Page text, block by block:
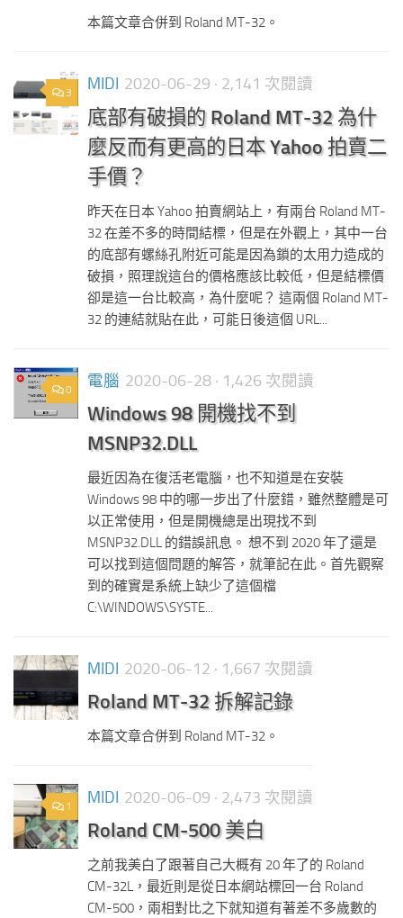
本篇文章合併到 Roland MT-32。
3 MIDI 2020-06-29 · 2,141 次閱讀
底部有破損的 Roland MT-32 為什
麼反而有更高的日本 Yahoo 拍賣二
手價？
昨天在日本 Yahoo 拍賣網站上，有兩台 Roland MT-
32 在差不多的時間結標，但是在外觀上，其中一台
的底部有螺絲孔附近可能是因為鎖的太用力造成的
破損，照理說這台的價格應該比較低，但是結標價
卻是這一台比較高，為什麼呢？ 這兩個 Roland MT-
32 的連結就貼在此，可能日後這個 URL...
0 電腦 2020-06-28 · 1,426 次閱讀
Windows 98 開機找不到
MSNP32.DLL
最近因為在復活老電腦，也不知道是在安裝
Windows 98 中的哪一步出了什麼錯，雖然整體是可
以正常使用，但是開機總是出現找不到
MSNP32.DLL 的錯誤訊息。 想不到 2020 年了還是
可以找到這個問題的解答，就筆記在此。首先觀察
到的確實是系統上缺少了這個檔
C:\WINDOWS\SYSTE...
MIDI 2020-06-12 · 1,667 次閱讀
Roland MT-32 拆解記錄
本篇文章合併到 Roland MT-32。
1 MIDI 2020-06-09 · 2,473 次閱讀
Roland CM-500 美白
之前我美白了跟著自己大概有 20 年了的 Roland
CM-32L，最近則是從日本網站標回一台 Roland
CM-500，兩相對比之下就知道有著差不多歲數的